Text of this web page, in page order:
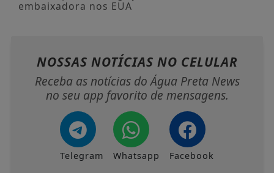
embaixadora nos EUA
NOSSAS NOTÍCIAS NO CELULAR
Receba as notícias do Água Preta News
no seu app favorito de mensagens.
Telegram Whatsapp Facebook